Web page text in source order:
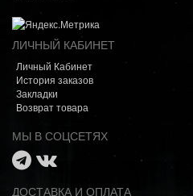
ЛИЧНЫЙ КАБИНЕТ
Личный Кабинет
История заказов
Закладки
Возврат товара
МЫ В СОЦСЕТЯХ
ДОСТАВКА И ОПЛАТА